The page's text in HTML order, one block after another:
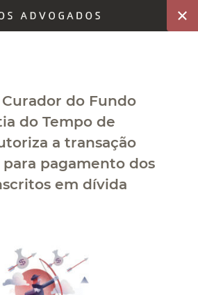
do Fundo
do Tempo de
a transação
pagamento dos
em dívida